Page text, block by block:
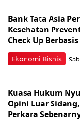
Ekonomi Bisnis
Bank Tata Asia
Kesehatan
Check Up
Kuasa Hukum
Opini Luar
Perkara